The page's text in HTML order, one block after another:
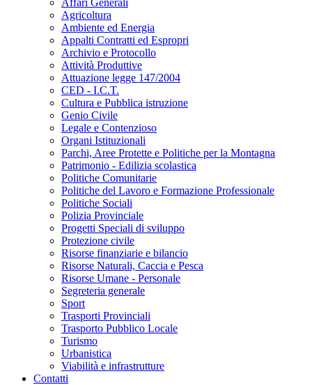
Affari Generali
Agricoltura
Ambiente ed Energia
Appalti Contratti ed Espropri
Archivio e Protocollo
Attività Produttive
Attuazione legge 147/2004
CED - I.C.T.
Cultura e Pubblica istruzione
Genio Civile
Legale e Contenzioso
Organi Istituzionali
Parchi, Aree Protette e Politiche per la Montagna
Patrimonio - Edilizia scolastica
Politiche Comunitarie
Politiche del Lavoro e Formazione Professionale
Politiche Sociali
Polizia Provinciale
Progetti Speciali di sviluppo
Protezione civile
Risorse finanziarie e bilancio
Risorse Naturali, Caccia e Pesca
Risorse Umane - Personale
Segreteria generale
Sport
Trasporti Provinciali
Trasporto Pubblico Locale
Turismo
Urbanistica
Viabilità e infrastrutture
Contatti